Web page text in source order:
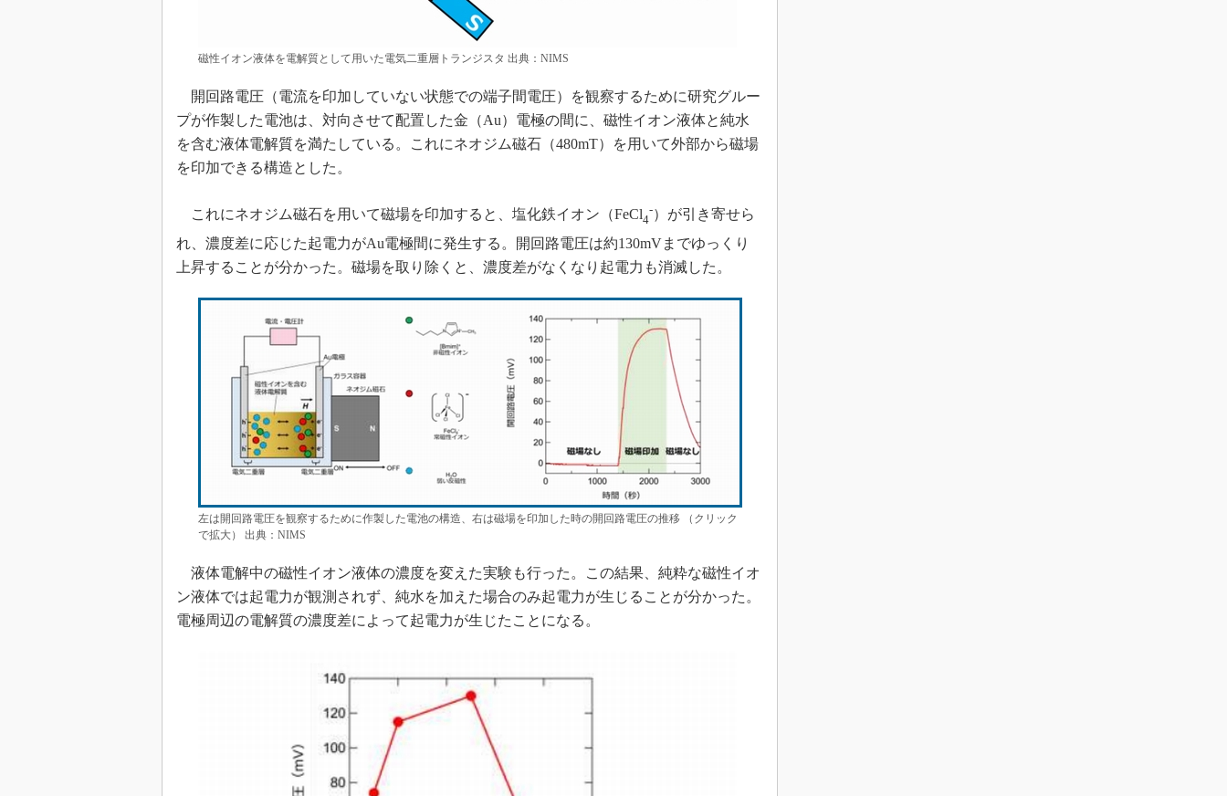
磁性イオン液体を電解質として用いた電気二重層トランジスタ 出典：NIMS
開回路電圧（電流を印加していない状態での端子間電圧）を観察するために研究グルー
プが作製した電池は、対向させて配置した金（Au）電極の間に、磁性イオン液体と純水
を含む液体電解質を満たしている。これにネオジム磁石（480mT）を用いて外部から磁場
を印加できる構造とした。
これにネオジム磁石を用いて磁場を印加すると、塩化鉄イオン（FeCl4
-）が引き寄せら
れ、濃度差に応じた起電力がAu電極間に発生する。開回路電圧は約130mVまでゆっくり
上昇することが分かった。磁場を取り除くと、濃度差がなくなり起電力も消滅した。
左は開回路電圧を観察するために作製した電池の構造、右は磁場を印加した時の開回路電圧の推移 （クリック
で拡大） 出典：NIMS
液体電解中の磁性イオン液体の濃度を変えた実験も行った。この結果、純粋な磁性イオ
ン液体では起電力が観測されず、純水を加えた場合のみ起電力が生じることが分かった。
電極周辺の電解質の濃度差によって起電力が生じたことになる。